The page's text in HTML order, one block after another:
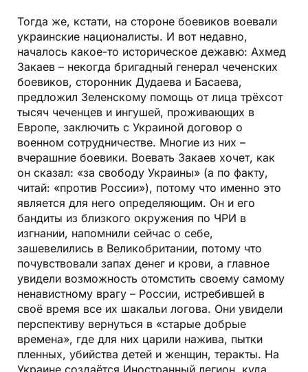
Тогда же, кстати, на стороне боевиков воевали
украинские националисты. И вот недавно,
началось какое-то историческое дежавю: Ахмед
Закаев – некогда бригадный генерал чеченских
боевиков, сторонник Дудаева и Басаева,
предложил Зеленскому помощь от лица трёхсот
тысяч чеченцев и ингушей, проживающих в
Европе, заключить с Украиной договор о
военном сотрудничестве. Многие из них –
вчерашние боевики. Воевать Закаев хочет, как
он сказал: «за свободу Украины» (а по факту,
читай: «против России»), потому что именно это
является для него определяющим. Он и его
бандиты из близкого окружения по ЧРИ в
изгнании, напомнили сейчас о себе,
зашевелились в Великобритании, потому что
почувствовали запах денег и крови, а главное
увидели возможность отомстить своему самому
ненавистному врагу – России, истребившей в
своё время все их шакальи логова. Они увидели
перспективу вернуться в «старые добрые
времена», где для них царили нажива, пытки
пленных, убийства детей и женщин, теракты. На
Украине создаётся Иностранный легион, куда